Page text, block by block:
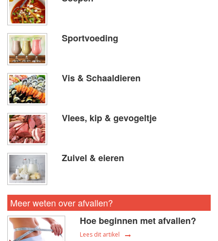
Sportvoeding
Vis & Schaaldieren
Vlees, kip & gevogeltje
Zuivel & eieren
Meer weten over afvallen?
Hoe beginnen met afvallen?
Lees dit artikel